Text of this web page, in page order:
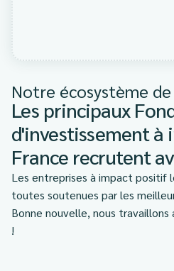
Notre écosystème
Les principaux
d'investissement à
France recrutent
Les entreprises à impact positif
toutes soutenues par les
Bonne nouvelle, nous
!